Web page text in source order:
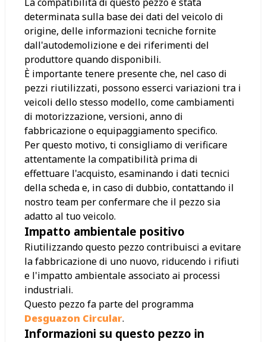
determinata sulla base dei dati del veicolo di
origine, delle informazioni tecniche fornite
dall'autodemolizione e dei riferimenti del
produttore quando disponibili.
È importante tenere presente che, nel caso di
pezzi riutilizzati, possono esserci variazioni tra i
veicoli dello stesso modello, come cambiamenti
di motorizzazione, versioni, anno di
fabbricazione o equipaggiamento specifico.
Per questo motivo, ti consigliamo di verificare
attentamente la compatibilità prima di
effettuare l'acquisto, esaminando i dati tecnici
della scheda e, in caso di dubbio, contattando il
nostro team per confermare che il pezzo sia
adatto al tuo veicolo.
Impatto ambientale positivo
Riutilizzando questo pezzo contribuisci a evitare
la fabbricazione di uno nuovo, riducendo i rifiuti
e l'impatto ambientale associato ai processi
industriali.
Questo pezzo fa parte del programma
Desguazon Circular.
Informazioni su questo pezzo in